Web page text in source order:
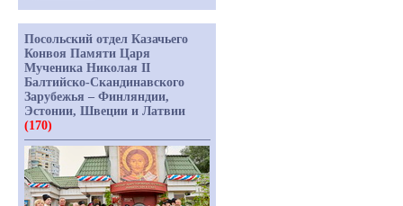
Посольский отдел Казачьего
Конвоя Памяти Царя
Мученика Николая II
Балтийско-Скандинавского
Зарубежья – Финляндии,
Эстонии, Швеции и Латвии
(170)